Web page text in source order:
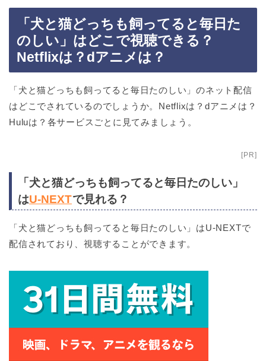
「犬と猫どっちも飼ってると毎日た
のしい」はどこで視聴できる？
Netflixは？dアニメは？
「犬と猫どっちも飼ってると毎日たのしい」のネット配信
はどこでされているのでしょうか。Netflixは？dアニメは？
Huluは？各サービスごとに見てみましょう。
[PR]
「犬と猫どっちも飼ってると毎日たのしい」
はU-NEXTで見れる？
「犬と猫どっちも飼ってると毎日たのしい」はU-NEXTで
配信されており、視聴することができます。